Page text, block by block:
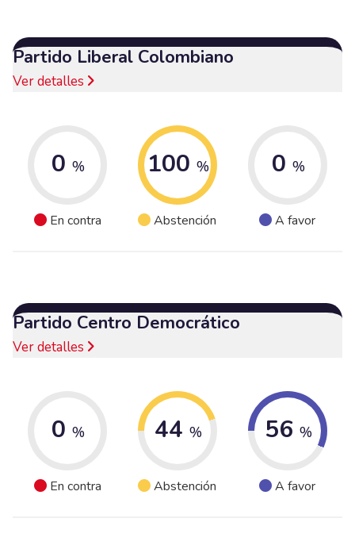
Partido Liberal Colombiano
Ver detalles
0 %
En contra
100 %
Abstención
0 %
A favor
Partido Centro Democrático
Ver detalles
0 %
En contra
44 %
Abstención
56 %
A favor